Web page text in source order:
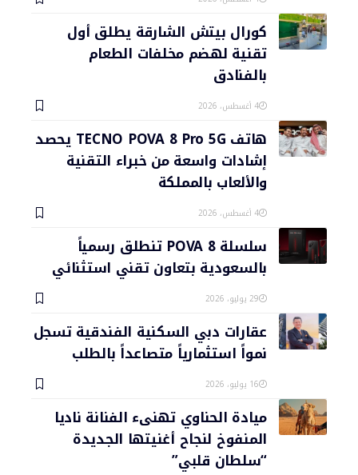
كورال بيتش الشارقة يطلق أول
تقنية لهضم مخلفات الطعام
بالفنادق
4 أغسطس، 2026
هاتف TECNO POVA 8 Pro 5G يحصد
إشادات واسعة من خبراء التقنية
والألعاب بالمملكة
4 أغسطس، 2026
سلسلة POVA 8 تنطلق رسمياً
بالسعودية بتعاون تقني استثنائي
29 يوليو، 2026
عقارات دبي السكنية الفندقية تسجل
نمواً استثمارياً متصاعداً بالطلب
16 يوليو، 2026
ميادة الحناوي تهنىء الفنانة ناديا
المنفوخ لنجاح أغنيتها الجديدة
“سلطان قلبي”